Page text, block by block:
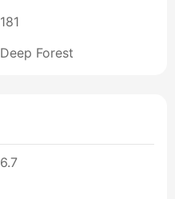
181
Deep Forest
6.7